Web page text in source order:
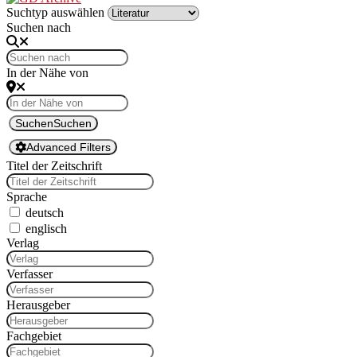
Suchtyp auswählen
Suchen nach
In der Nähe von
SuchenSuchen
Advanced Filters
Titel der Zeitschrift
Sprache
deutsch
englisch
Ver­lag
Ver­fass­er
Her­aus­ge­ber
Fachge­bi­et